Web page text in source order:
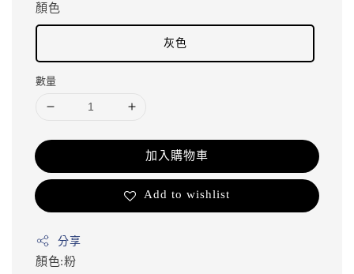
顏色
灰色
數量
加入購物車
Add to wishlist
分享
顏色:粉